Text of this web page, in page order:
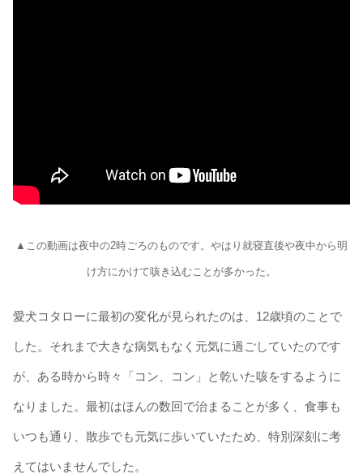
▲この動画は夜中の2時ごろのものです。やはり就寝直後や夜中から明
け方にかけて咳き込むことが多かった。
愛犬コタローに最初の変化が見られたのは、12歳頃のことで
した。それまで大きな病気もなく元気に過ごしていたのです
が、ある時から時々「コン、コン」と乾いた咳をするように
なりました。最初はほんの数回で治まることが多く、食事も
いつも通り、散歩でも元気に歩いていたため、特別深刻に考
えてはいませんでした。